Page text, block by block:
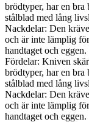
brödtyper, har en bra
stålblad med lång
Nackdelar: Den
och är inte lämplig
handtaget och eggen.
Fördelar: Kniven
brödtyper, har en bra
stålblad med lång
Nackdelar: Den
och är inte lämplig
handtaget och eggen.